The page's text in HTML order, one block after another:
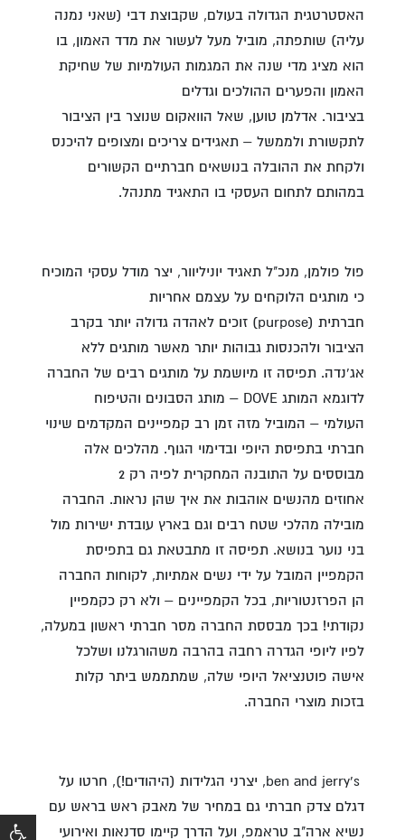
האסטרטגית הגדולה בעולם, שקבוצת דבי (שאני נמנה
עליה) שותפתה, מוביל מעל לעשור את מדד האמון, בו
הוא מציג מדי שנה את המגמות העולמיות של שחיקת
האמון והפערים ההולכים וגדלים
בציבור. אדלמן טוען, שאל הוואקום שנוצר בין הציבור
לתקשורת ולממשל – תאגידים צריכים ומצופים להיכנס
ולקחת את ההובלה בנושאים חברתיים הקשורים
במהותם לתחום העסקי בו התאגיד מתנהל.
פול פולמן, מנכ"ל תאגיד יוניליוור, יצר מודל עסקי המוכיח
כי מותגים הלוקחים על עצמם אחריות
חברתית (purpose) זוכים לאהדה גדולה יותר בקרב
הציבור ולהכנסות גבוהות יותר מאשר מותגים ללא
אג'נדה. תפיסה זו מיושמת על מותגים רבים של החברה
לדוגמא המותג DOVE – מותג הסבונים והטיפוח
העולמי – המוביל מזה זמן רב קמפיינים המקדמים שינוי
חברתי בתפיסת היופי ובדימוי הגוף. מהלכים אלה
מבוססים על התובנה המחקרית לפיה רק 2
אחוזים מהנשים אוהבות את איך שהן נראות. החברה
מובילה מהלכי שטח רבים וגם בארץ עובדת ישירות מול
בני נוער בנושא. תפיסה זו מתבטאת גם בתפיסת
הקמפיין המובל על ידי נשים אמתיות, לקוחות החברה
הן הפרזנטוריות, בכל הקמפיינים – ולא רק כקמפיין
נקודתי! בכך מבססת החברה מסר חברתי ראשון במעלה,
לפיו ליופי הגדרה רחבה בהרבה משהורגלנו ושלכל
אישה פוטנציאל היופי שלה, שמתממש ביתר קלות
בזכות מוצרי החברה.
ben and jerry's, יצרני הגלידות (היהודים!), חרטו על
דגלם צדק חברתי גם במחיר של מאבק ראש בראש עם
נשיא ארה"ב טראמפ, ועל הדרך קיימו סדנאות ואירועי